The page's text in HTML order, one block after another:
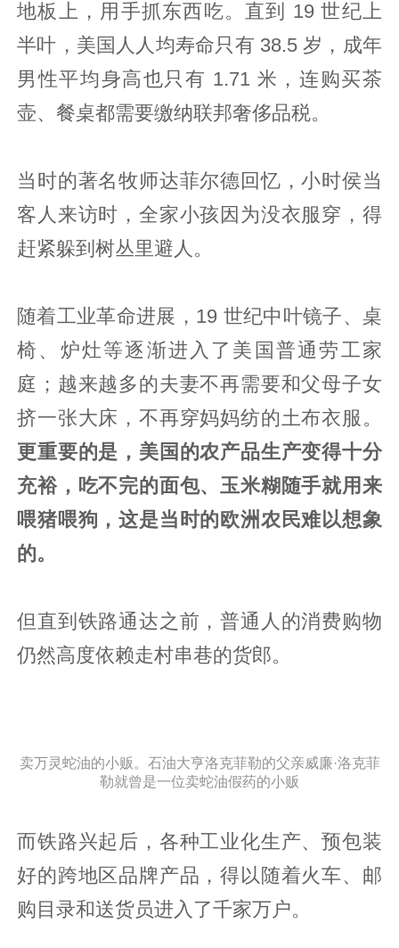
地板上，用手抓东西吃。直到 19 世纪上
半叶，美国人人均寿命只有 38.5 岁，成年
男性平均身高也只有 1.71 米，连购买茶
壶、餐桌都需要缴纳联邦奢侈品税。
当时的著名牧师达菲尔德回忆，小时侯当
客人来访时，全家小孩因为没衣服穿，得
赶紧躲到树丛里避人。
随着工业革命进展，19 世纪中叶镜子、桌
椅、炉灶等逐渐进入了美国普通劳工家
庭；越来越多的夫妻不再需要和父母子女
挤一张大床，不再穿妈妈纺的土布衣服。
更重要的是，美国的农产品生产变得十分
充裕，吃不完的面包、玉米糊随手就用来
喂猪喂狗，这是当时的欧洲农民难以想象
的。
但直到铁路通达之前，普通人的消费购物
仍然高度依赖走村串巷的货郎。
卖万灵蛇油的小贩。石油大亨洛克菲勒的父亲威廉·洛克菲
勒就曾是一位卖蛇油假药的小贩
而铁路兴起后，各种工业化生产、预包装
好的跨地区品牌产品，得以随着火车、邮
购目录和送货员进入了千家万户。